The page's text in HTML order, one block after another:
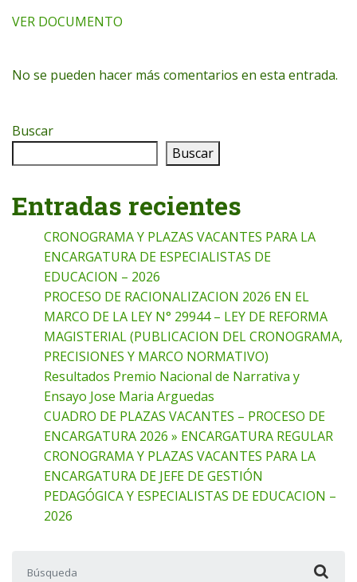
VER DOCUMENTO
No se pueden hacer más comentarios en esta entrada.
Buscar
Buscar
Entradas recientes
CRONOGRAMA Y PLAZAS VACANTES PARA LA
ENCARGATURA DE ESPECIALISTAS DE
EDUCACION – 2026
PROCESO DE RACIONALIZACION 2026 EN EL
MARCO DE LA LEY N° 29944 – LEY DE REFORMA
MAGISTERIAL (PUBLICACION DEL CRONOGRAMA,
PRECISIONES Y MARCO NORMATIVO)
Resultados Premio Nacional de Narrativa y
Ensayo Jose Maria Arguedas
CUADRO DE PLAZAS VACANTES – PROCESO DE
ENCARGATURA 2026 » ENCARGATURA REGULAR
CRONOGRAMA Y PLAZAS VACANTES PARA LA
ENCARGATURA DE JEFE DE GESTIÓN
PEDAGÓGICA Y ESPECIALISTAS DE EDUCACION –
2026